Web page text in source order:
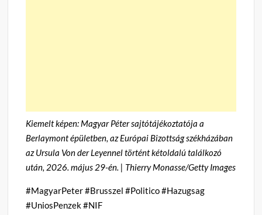
Kiemelt képen: Magyar Péter sajtótájékoztatója a
Berlaymont épületben, az Európai Bizottság székházában
az Ursula Von der Leyennel történt kétoldalú találkozó
után, 2026. május 29-én. | Thierry Monasse/Getty Images
#MagyarPeter #Brusszel #Politico #Hazugsag
#UniosPenzek #NIF